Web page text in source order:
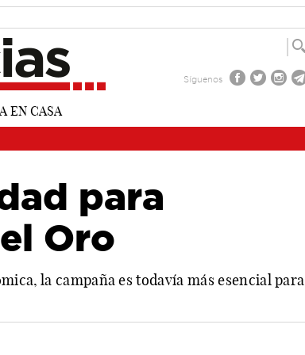
Síguenos
para
Oro
la campaña es todavía más esencial para